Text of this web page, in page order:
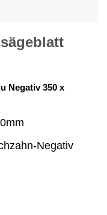
Negativ 350 x
Negativ